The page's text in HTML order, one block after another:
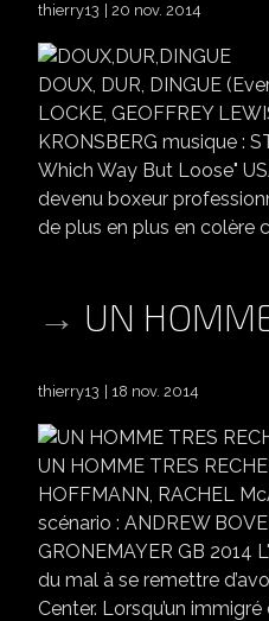
thierry13 20 nov. 2014
DOUX, DUR, DINGUE
LOCKE, GEOFFREY
KRONSBERG musique :
Which Way But Loose"
devenu boxeur
de plus en plus en colère
UN
thierry13 18 nov. 2014
UN HOMME TRES
HOFFMANN, RACHEL
scénario : ANDREW
GRONEMAYER GB 2014
du mal à se remettre
Center. Lorsqu’un